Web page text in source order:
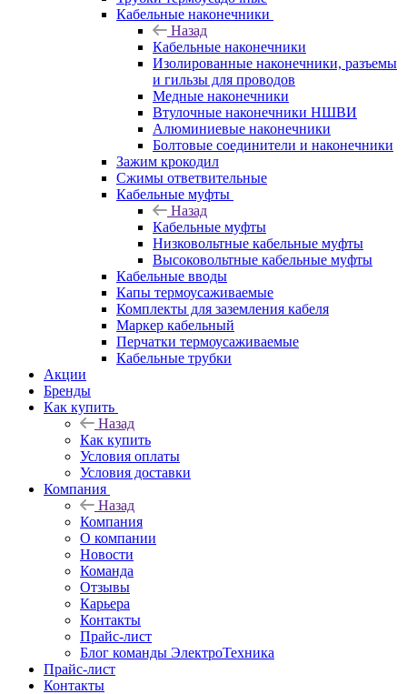
Кабельные наконечники
Назад
Кабельные наконечники
Изолированные наконечники, разъемы
и гильзы для проводов
Медные наконечники
Втулочные наконечники НШВИ
Алюминиевые наконечники
Болтовые соединители и наконечники
Зажим крокодил
Сжимы ответвительные
Кабельные муфты
Назад
Кабельные муфты
Низковольтные кабельные муфты
Высоковольтные кабельные муфты
Кабельные вводы
Капы термоусаживаемые
Комплекты для заземления кабеля
Маркер кабельный
Перчатки термоусаживаемые
Кабельные трубки
Акции
Бренды
Как купить
Назад
Как купить
Условия оплаты
Условия доставки
Компания
Назад
Компания
О компании
Новости
Команда
Отзывы
Карьера
Контакты
Прайс-лист
Блог команды ЭлектроТехника
Прайс-лист
Контакты